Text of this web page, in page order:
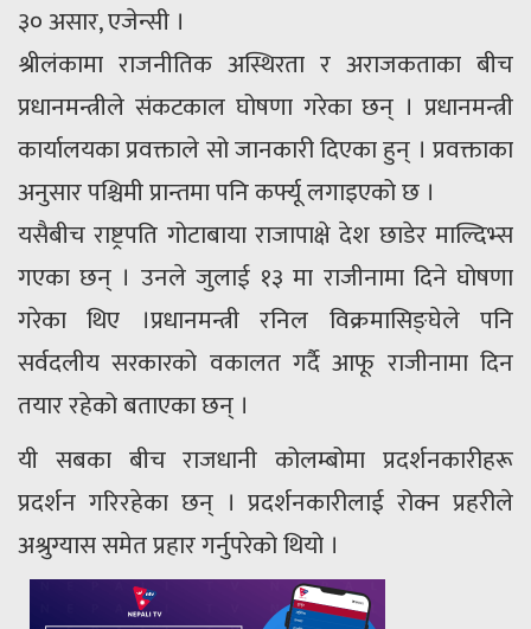
३० असार, एजेन्सी ।
श्रीलंकामा राजनीतिक अस्थिरता र अराजकताका बीच
प्रधानमन्त्रीले संकटकाल घोषणा गरेका छन् । प्रधानमन्त्री
कार्यालयका प्रवक्ताले सो जानकारी दिएका हुन् । प्रवक्ताका
अनुसार पश्चिमी प्रान्तमा पनि कर्फ्यू लगाइएको छ ।
यसैबीच राष्ट्रपति गोटाबाया राजापाक्षे देश छाडेर माल्दिभ्स
गएका छन् । उनले जुलाई १३ मा राजीनामा दिने घोषणा
गरेका थिए ।प्रधानमन्त्री रनिल विक्रमासिङ्घेले पनि
सर्वदलीय सरकारको वकालत गर्दै आफू राजीनामा दिन
तयार रहेको बताएका छन् ।
यी सबका बीच राजधानी कोलम्बोमा प्रदर्शनकारीहरू
प्रदर्शन गरिरहेका छन् । प्रदर्शनकारीलाई रोक्न प्रहरीले
अश्रुग्यास समेत प्रहार गर्नुपरेको थियो ।